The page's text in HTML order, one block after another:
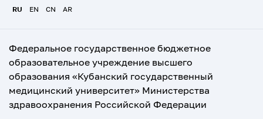
RU EN CN AR
Федеральное государственное бюджетное
образовательное учреждение высшего
образования «Кубанский государственный
медицинский университет» Министерства
здравоохранения Российской Федерации